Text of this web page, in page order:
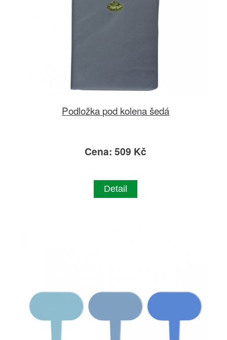
Podložka pod kolena šedá
Cena: 509 Kč
Detail